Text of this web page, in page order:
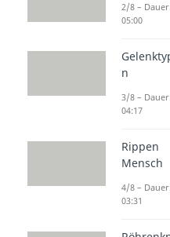
etwa 5 bis
können
Sauerstoff
versorgt
2/8 –
05:00
n
3/8 –
04:17
Rippen
Mensch
4/8 –
03:31